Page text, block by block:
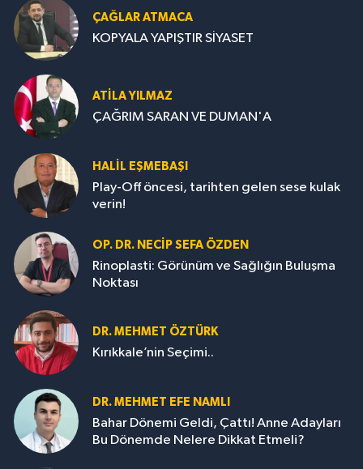
ÇAĞLAR ATMACA
KOPYALA YAPIŞTIR SİYASET
ATILA YILMAZ
ÇAĞRIM SARAN VE DUMAN'A
HALIL EŞMEBAŞI
Play-Off öncesi, tarihten gelen sese kulak
verin!
OP. DR. NECIP SEFA ÖZDEN
Rinoplasti: Görünüm ve Sağlığın Buluşma
Noktası
DR. MEHMET ÖZTÜRK
Kırıkkale’nin Seçimi..
DR. MEHMET EFE NAMLI
Bahar Dönemi Geldi, Çattı! Anne Adayları
Bu Dönemde Nelere Dikkat Etmeli?